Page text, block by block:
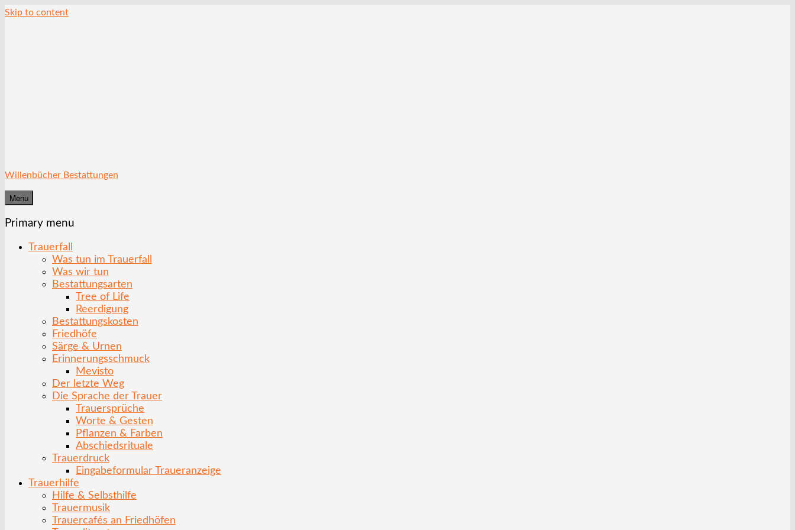
Skip to content
Willenbücher Bestattungen
Menu
Primary menu
Trauerfall
Was tun im Trauerfall
Was wir tun
Bestattungsarten
Tree of Life
Reerdigung
Bestattungskosten
Friedhöfe
Särge & Urnen
Erinnerungsschmuck
Mevisto
Der letzte Weg
Die Sprache der Trauer
Trauersprüche
Worte & Gesten
Pflanzen & Farben
Abschiedsrituale
Trauerdruck
Eingabeformular Traueranzeige
Trauerhilfe
Hilfe & Selbsthilfe
Trauermusik
Trauercafés an Friedhöfen